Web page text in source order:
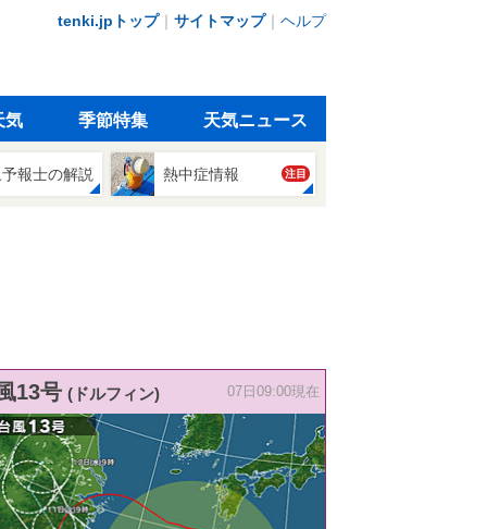
tenki.jpトップ｜ サイトマップ｜ ヘルプ
気 季節特集 天気ニュース
報士の解説 熱中症情報 注目
13号 (ドルフィン) 07日09:00現在